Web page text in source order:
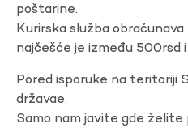
poštarine.
Kurirska služba
najčešće je između 500rsd
Pored isporuke na teritoriji
državae.
Samo nam javite gde želite